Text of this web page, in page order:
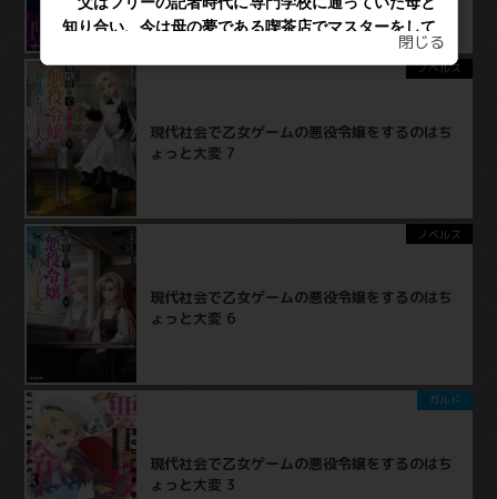
ノベルス
現代社会で乙女ゲームの悪役令嬢をするのはち
ょっと大変 7
ノベルス
現代社会で乙女ゲームの悪役令嬢をするのはち
ょっと大変 6
ガルド
現代社会で乙女ゲームの悪役令嬢をするのはち
ょっと大変 3
閉じる